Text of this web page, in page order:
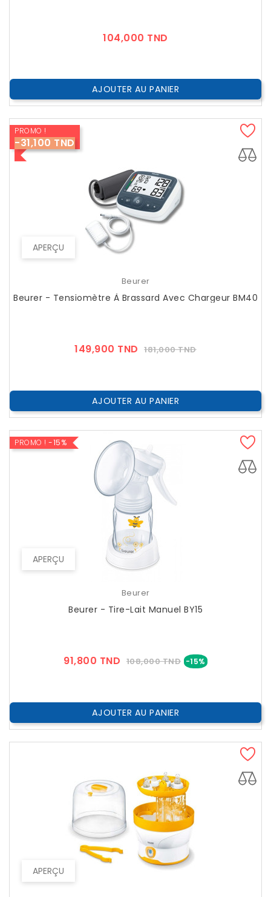
104,000 TND
AJOUTER AU PANIER
APERÇU
PROMO !
-31,100 TND
Beurer
Beurer - Tensiomètre À Brassard Avec Chargeur BM40
149,900 TND Prix
181,000 TNDPrix
AJOUTER AU PANIER
APERÇU
PROMO ! -15%
Beurer
Beurer - Tire-Lait Manuel BY15
91,800 TND Prix
108,000 TND -15% Prix
AJOUTER AU PANIER
APERÇU